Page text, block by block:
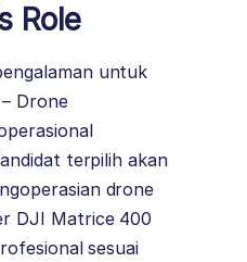
Role
untuk
Drone
terpilih akan
drone
DJI Matrice 400
sesuai